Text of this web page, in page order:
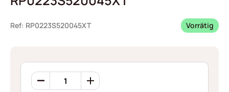
Ref: RP0223S520045XT Vorrätig
Ondufil
Wellenfedern